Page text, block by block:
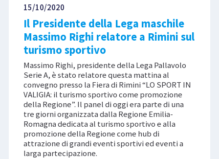
15/10/2020
Il Presidente della Lega maschile
Massimo Righi relatore a Rimini sul
turismo sportivo
Massimo Righi, presidente della Lega Pallavolo
Serie A, è stato relatore questa mattina al
convegno presso la Fiera di Rimini “LO SPORT IN
VALIGIA: il turismo sportivo come promozione
della Regione”. Il panel di oggi era parte di una
tre giorni organizzata dalla Regione Emilia-
Romagna dedicata al turismo sportivo e alla
promozione della Regione come hub di
attrazione di grandi eventi sportivi ed eventi a
larga partecipazione.